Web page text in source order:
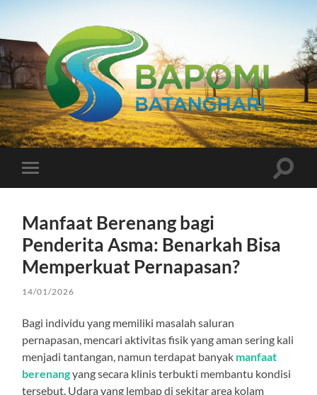
Bapomi
Batanghari
Toggle
mobile
Toggle
Manfaat Berenang bagi
Penderita Asma: Benarkah Bisa
Memperkuat Pernapasan?
14/01/2026
Bagi individu yang memiliki masalah saluran
pernapasan, mencari aktivitas fisik yang aman sering kali
menjadi tantangan, namun terdapat banyak manfaat
berenangyang secara klinis terbukti membantu kondisi
tersebut. Udara yang lembap di sekitar area kolam